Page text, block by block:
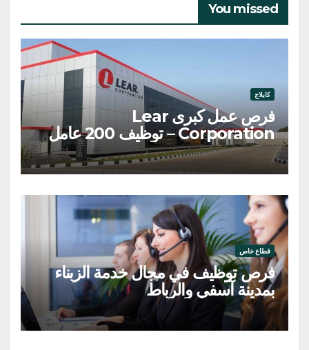
You missed
كابلاج
فرص عمل كبرى Lear
Corporation – توظيف 200 عامل
وعاملة
قطاع خاص
فرص توظيف في مجال خدمة الزبناء
بمدينة آسفي والرباط